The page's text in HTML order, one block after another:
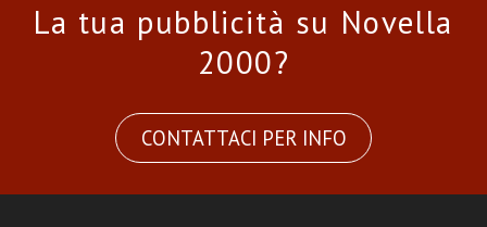
La tua pubblicità su Novella
2000?
CONTATTACI PER INFO